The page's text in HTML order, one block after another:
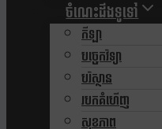
ចំណេះដឹងទូទៅ
កីឡា
បច្ចេកវិទ្យា
បរិស្ថាន
របកគំហើញ
សុខភាព